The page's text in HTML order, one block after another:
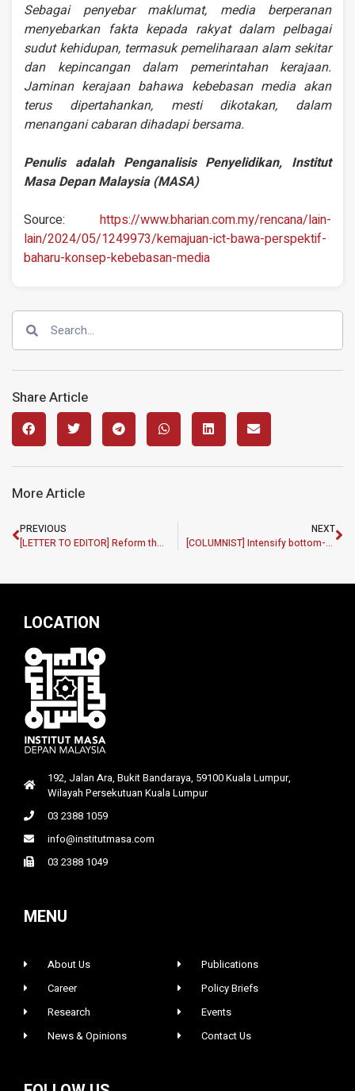
Sebagai penyebar maklumat, media berperanan
menyebarkan fakta kepada rakyat dalam pelbagai
sudut kehidupan, termasuk pemeliharaan alam sekitar
dan kepincangan dalam pemerintahan kerajaan.
Jaminan kerajaan bahawa kebebasan media akan
terus dipertahankan, mesti dikotakan, dalam
menangani cabaran dihadapi bersama.
Penulis adalah Penganalisis Penyelidikan, Institut
Masa Depan Malaysia (MASA)
Source: https://www.bharian.com.my/rencana/lain-
lain/2024/05/1249973/kemajuan-ict-bawa-perspektif-
baharu-konsep-kebebasan-media
Share Article
More Article
PREVIOUS
[LETTER TO EDITOR] Reform the education sector or it will continue to lag behind in crucial aspects
NEXT
[COLUMNIST] Intensify bottom-up transformation for green job growth
LOCATION
192, Jalan Ara, Bukit Bandaraya, 59100 Kuala Lumpur,
Wilayah Persekutuan Kuala Lumpur
03 2388 1059
info@institutmasa.com
03 2388 1049
MENU
About Us
Career
Research
News & Opinions
Publications
Policy Briefs
Events
Contact Us